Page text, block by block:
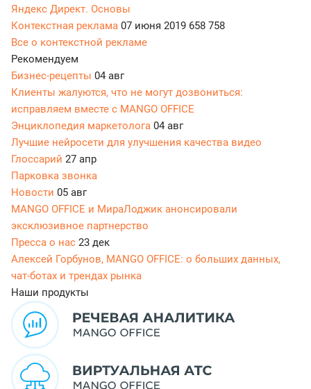
Яндекс Директ. Основы
Контекстная реклама 07 июня 2019 658 758
Все о контекстной рекламе
Рекомендуем
Бизнес-рецепты 04 авг
Клиенты жалуются, что не могут дозвониться:
исправляем вместе с MANGO OFFICE
Энциклопедия маркетолога 04 авг
Лучшие нейросети для улучшения качества видео
Глоссарий 27 апр
Парковка звонка
Новости 05 авг
MANGO OFFICE и МираЛоджик анонсировали
эксклюзивное партнерство
Пресса о нас 23 дек
Алексей Горбунов, MANGO OFFICE: о больших данных,
чат-ботах и трендах рынка
Наши продукты